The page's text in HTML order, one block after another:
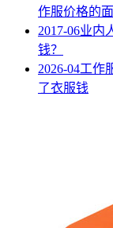
作服价格的
2017-06业内
钱？
2026-04工作
了衣服钱